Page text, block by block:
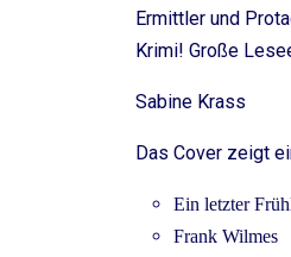
Ermittler und
Krimi! Große
Sabine Krass
Das Cover zeigt
Ein letzter
Frank Wilmes